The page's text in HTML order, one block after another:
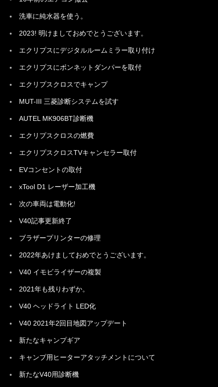
洗車に純水器を使う。
2023! 明けましておめでとうございます。
エクリプスにデジタルルームミラー取り付け
エクリプスにボンネットダンパーを取付
エクリプスクロスでキャンプ
MUT-III 三菱診断システムを試す
AUTEL MK906BT診断機
エクリプスクロスの燃費
エクリプスクロスTVキャンセラー取付
EVコンセントの取付
xTool D1 レーザー加工機
次の車両は電動化!
V40記事更新終了
ブラザープリンターの修理
2022年あけましておめでとうございます。
V40 イモビライザーの複製
2021年も残りわずか。
V40 ヘッドライト LED化
V40 2021年2回目地図アップデート
新たなキャンプギア
キャンプ用ヒーターアタッチメントについて
新たなV40用診断機